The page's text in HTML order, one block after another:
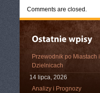
Comments are closed.
Przewodnik po Miastach i
Dzielnicach
14 lipca, 2026
Analizy i Prognozy